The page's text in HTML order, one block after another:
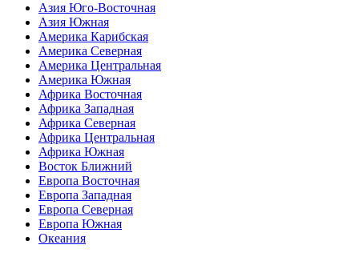
Азия Юго-Восточная
Азия Южная
Америка Карибская
Америка Северная
Америка Центральная
Америка Южная
Африка Восточная
Африка Западная
Африка Северная
Африка Центральная
Африка Южная
Восток Ближний
Европа Восточная
Европа Западная
Европа Северная
Европа Южная
Океания